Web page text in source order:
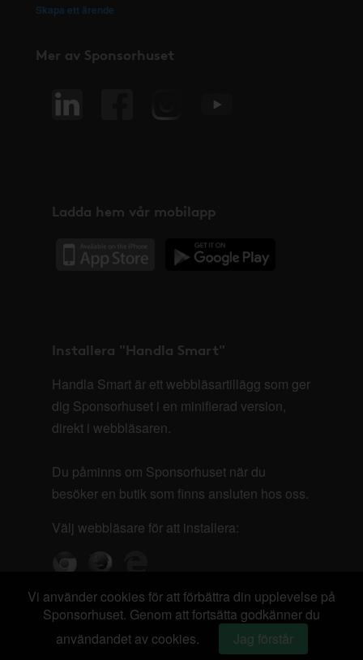
Skapa ett ärende
Mer av Sponsorhuset
Ladda hem vår mobilapp
Installera "Handla Smart"
Handla Smart är ett webbläsartillägg som ger
dig Sponsorhuset i en minifierad version,
direkt i webbläsaren.
Du påminns om Sponsorhuset när du
besöker en butik som finns ansluten hos oss.
Välj webbläsare för att installera:
Vi använder cookies för att förbättra din upplevelse på
Sponsorhuset. Genom att fortsätta godkänner du
användandet av cookies.
Jag förstår